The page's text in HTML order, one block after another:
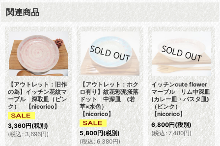
関連商品
【アウトレット：旧作
の為】イッチン花紋マ
ーブル 深取皿（ピン
ク） 【nicorico】
3,360円(税別)
(税込 : 3,696円)
【アウトレット：ホク
ロ有り】紋花彩泥掻落
ドット 中深皿 (若
草×水色）
【nicorico】
5,800円(税別)
(税込: 6,380円)
イッチンcute flower
マーブル リム中深皿
(カレー皿・パスタ皿)
（ピンク）
【nicorico】
6,800円(税別)
(税込 : 7,480円)